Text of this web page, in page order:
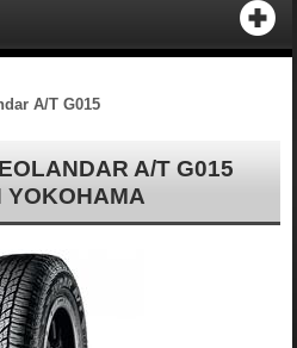
A/T G015
A/T G015